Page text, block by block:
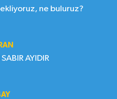
ne buluruz?
AYIDIR